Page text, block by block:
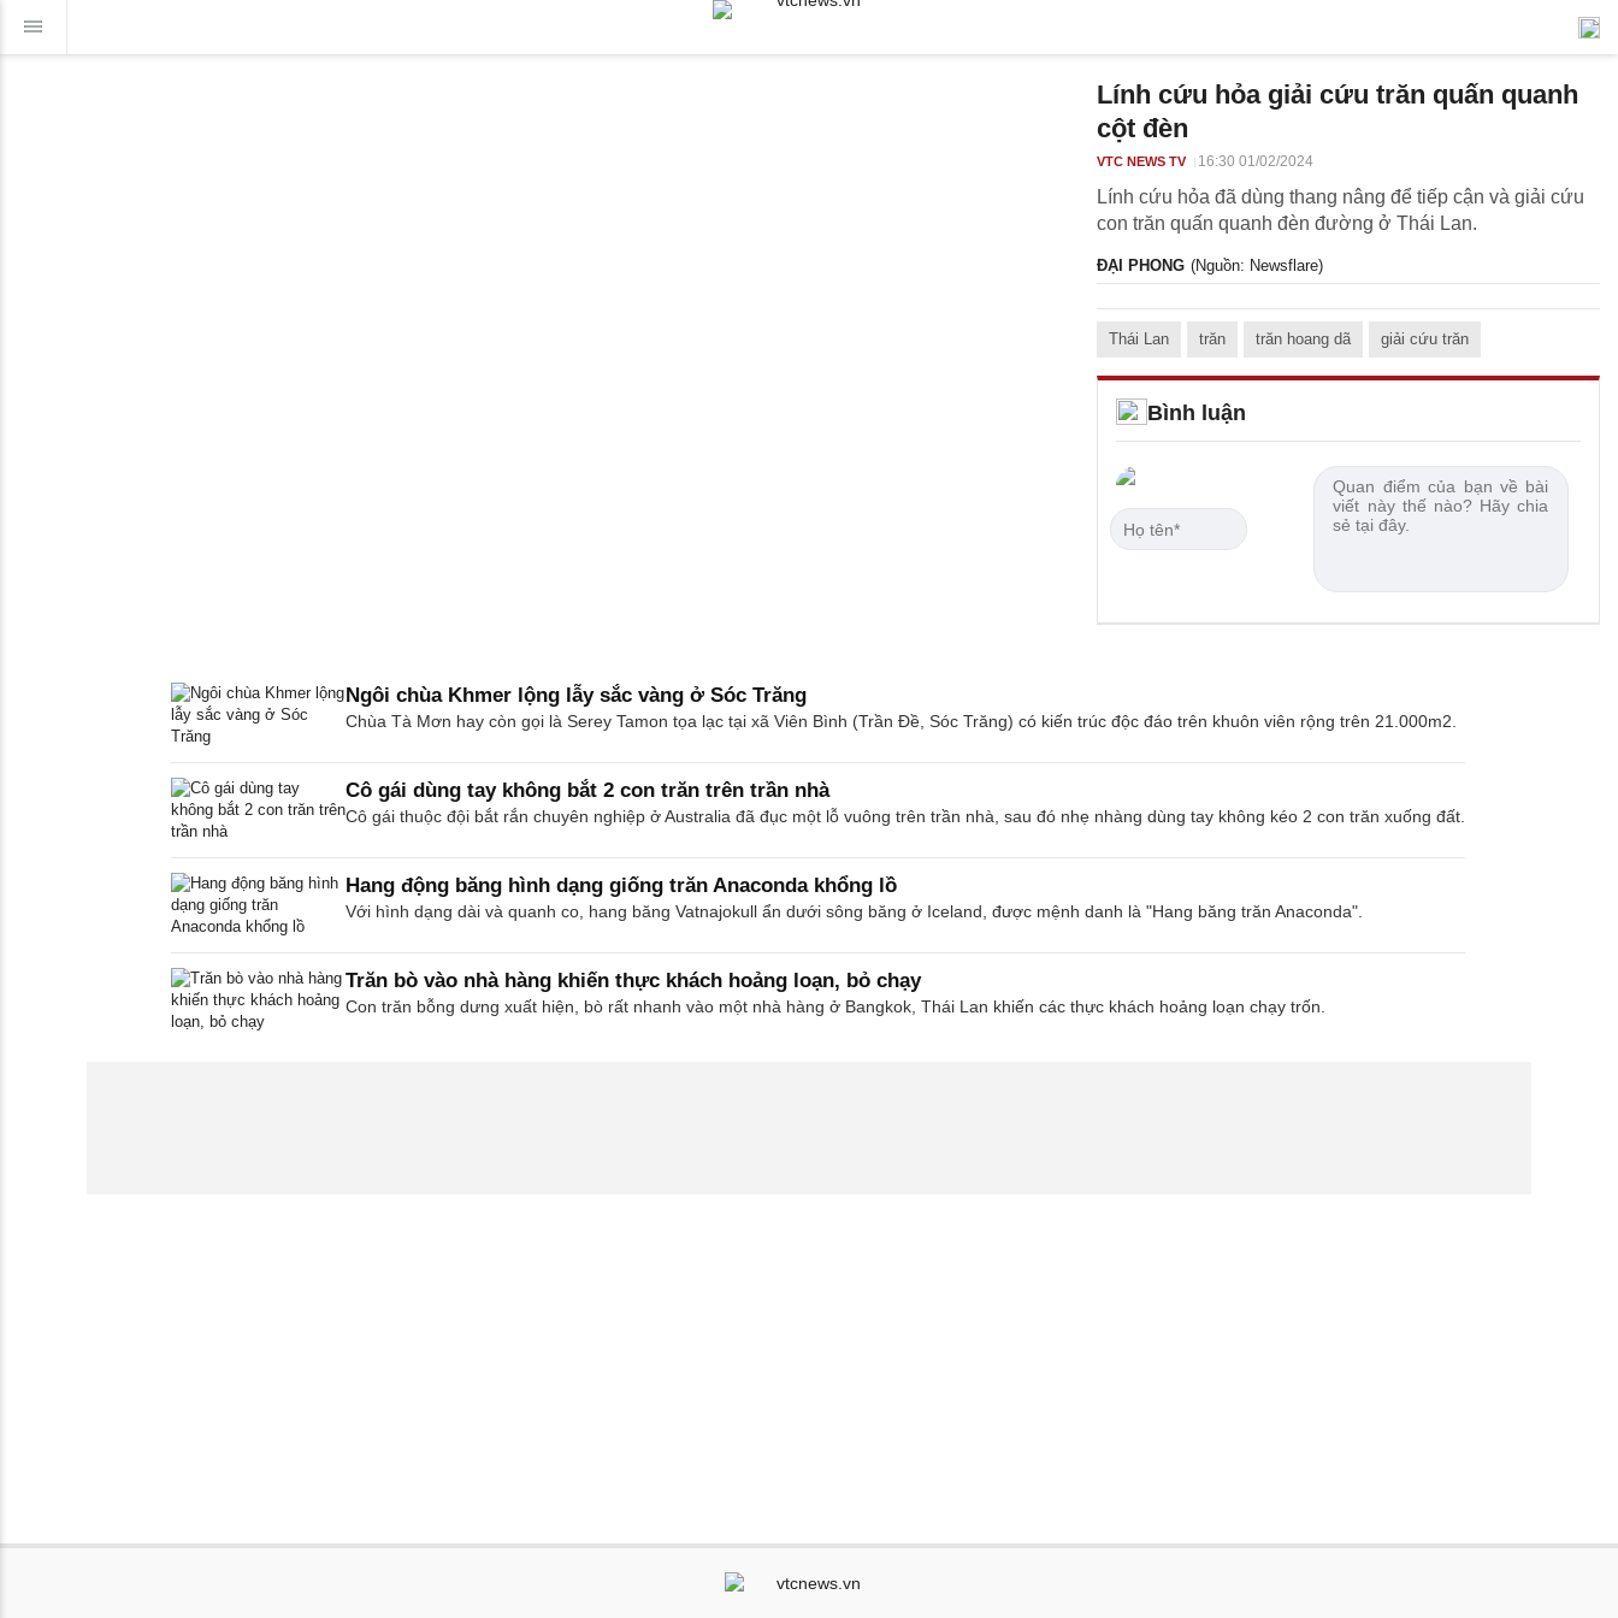
Lính cứu hỏa giải cứu trăn quấn quanh
cột đèn
VTC NEWS TV 16:30 01/02/2024
Lính cứu hỏa đã dùng thang nâng để tiếp cận và giải cứu
con trăn quấn quanh đèn đường ở Thái Lan.
ĐẠI PHONG (Nguồn: Newsflare)
Thái Lan trăn trăn hoang dã giải cứu trăn
Bình luận
Ngôi chùa Khmer lộng lẫy sắc vàng ở Sóc Trăng
Chùa Tà Mơn hay còn gọi là Serey Tamon tọa lạc tại xã Viên Bình (Trần Đề, Sóc Trăng) có kiến trúc độc đáo trên khuôn viên rộng trên 21.000m2.
Cô gái dùng tay không bắt 2 con trăn trên trần nhà
Cô gái thuộc đội bắt rắn chuyên nghiệp ở Australia đã đục một lỗ vuông trên trần nhà, sau đó nhẹ nhàng dùng tay không kéo 2 con trăn xuống đất.
Hang động băng hình dạng giống trăn Anaconda khổng lồ
Với hình dạng dài và quanh co, hang băng Vatnajokull ẩn dưới sông băng ở Iceland, được mệnh danh là "Hang băng trăn Anaconda".
Trăn bò vào nhà hàng khiến thực khách hoảng loạn, bỏ chạy
Con trăn bỗng dưng xuất hiện, bò rất nhanh vào một nhà hàng ở Bangkok, Thái Lan khiến các thực khách hoảng loạn chạy trốn.